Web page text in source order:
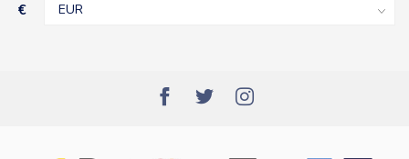
€